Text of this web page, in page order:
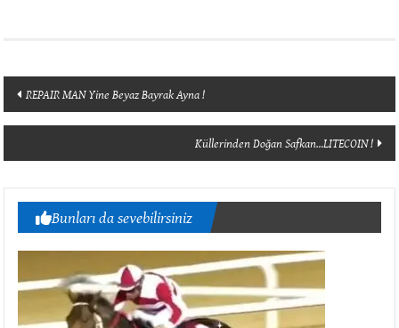
Yazı
dolaşımı
REPAIR MAN Yine Beyaz Bayrak Ayna !
Küllerinden Doğan Safkan…LITECOIN !
Bunları da sevebilirsiniz